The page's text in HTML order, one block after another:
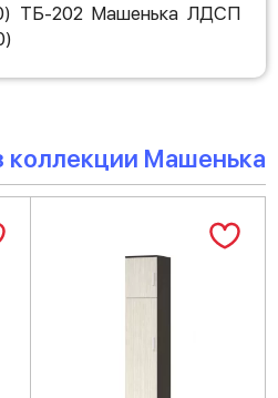
ТБ-202 Машенька ЛДСП
коллекции Машенька